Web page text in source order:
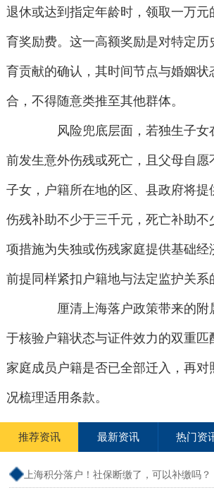
退休或达到指定年龄时，领取一万元
育奖励费。这一高额奖励是对特定历
育贡献的确认，其时间节点与婚姻状
合，不得随意类推至其他群体。
风险兜底层面，若独生子女
前发生意外伤残或死亡，且父母自愿
子女，户籍所在地的区、县政府将提
伤残补助不少于三千元，死亡补助不
项措施为失独或伤残家庭提供基础经
前提同样紧扣户籍地与法定监护关系
厘清上海落户政策带来的附
于核验户籍状态与证件效力的双重匹
家庭成员户籍是否已全部迁入，再对
况梳理适用条款。
推荐资讯 最新资讯 热门资
上海积分落户！社保断缴了，可以补缴吗